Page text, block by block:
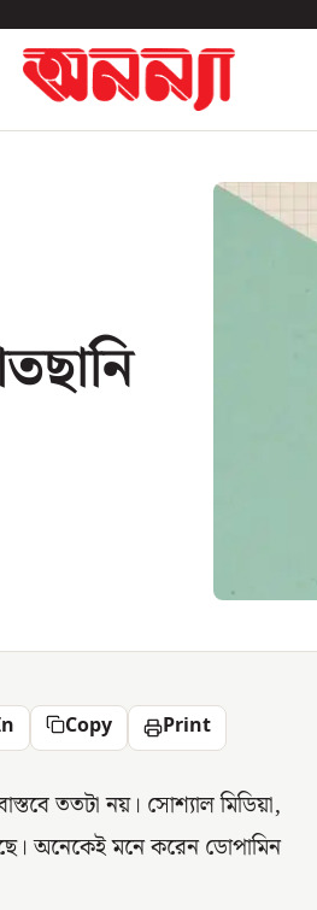
Copy Print
ততটা নয়। সোশ্যাল মিডিয়া,
অনেকেই মনে করেন ডোপামিন